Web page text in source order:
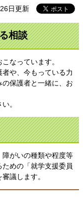
日更新
相談
なっています。
や、今もっている力
保護者と一緒に、お
。
がいの種類や程度等
めの「就学支援委員
議します。